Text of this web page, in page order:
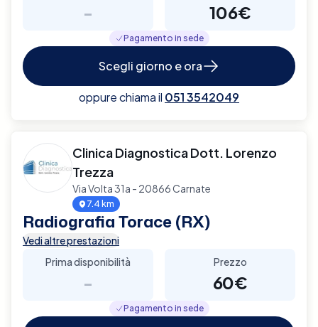
- 106€
Pagamento in sede
Scegli giorno e ora
oppure chiama il 051 3542049
Clinica Diagnostica Dott. Lorenzo
Trezza
Via Volta 31a - 20866 Carnate
7.4 km
Radiografia Torace (RX)
Vedi altre prestazioni
Prima disponibilità
-
Prezzo
60€
Pagamento in sede